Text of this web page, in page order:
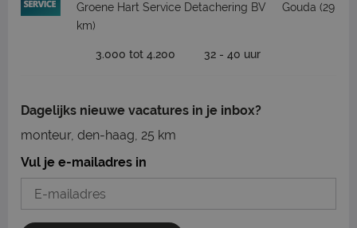
Groene Hart Service Detachering BV Gouda (29
km)
3.000 tot 4.200 32 - 40 uur
Dagelijks nieuwe vacatures in je inbox?
monteur, den-haag, 25 km
Vul je e-mailadres in